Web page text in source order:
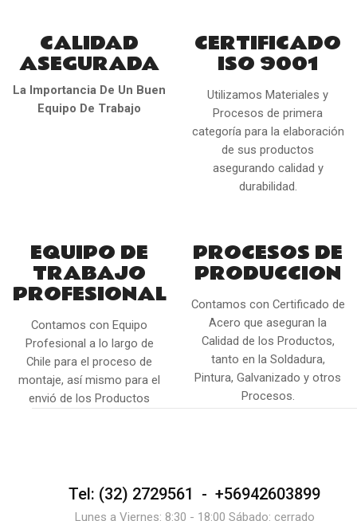
CALIDAD
ASEGURADA
La Importancia De Un Buen
Equipo De Trabajo
CERTIFICADO
ISO 9001
Utilizamos Materiales y
Procesos de primera
categoría para la elaboración
de sus productos
asegurando calidad y
durabilidad.
EQUIPO DE
TRABAJO
PROFESIONAL
Contamos con Equipo
Profesional a lo largo de
Chile para el proceso de
montaje, así mismo para el
envió de los Productos
PROCESOS DE
PRODUCCION
Contamos con Certificado de
Acero que aseguran la
Calidad de los Productos,
tanto en la Soldadura,
Pintura, Galvanizado y otros
Procesos.
Tel: (32) 2729561 - +56942603899
Lunes a Viernes: 8:30 - 18:00 Sábado: cerrado